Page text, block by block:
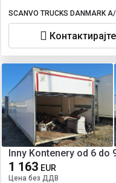
SCANVO TRUCKS DANMARK
Inny Kontenery od 6 do
1 163 EUR
Цена без ДДВ